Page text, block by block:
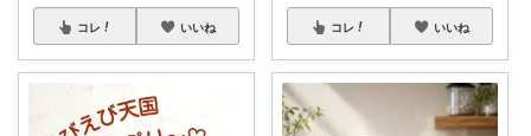
コレ いいね コレ いいね